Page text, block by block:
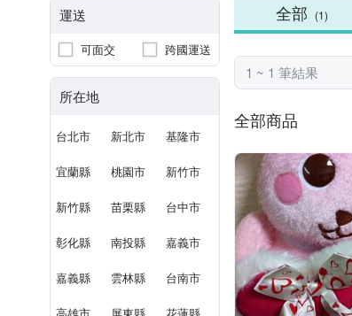
運送
可面交 跨國運送
所在地
台北市 新北市 基隆市
宜蘭縣 桃園市 新竹市
新竹縣 苗栗縣 台中市
彰化縣 南投縣 嘉義市
嘉義縣 雲林縣 台南市
全部 (1)
1 ~ 1 筆結果
全部商品